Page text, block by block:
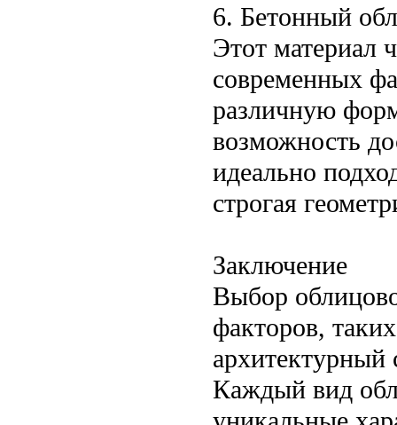
6. Бетонный
Этот материал
современных
различную
возможность
идеально
строгая
Заключение
Выбор
факторов,
архитектурный
Каждый вид